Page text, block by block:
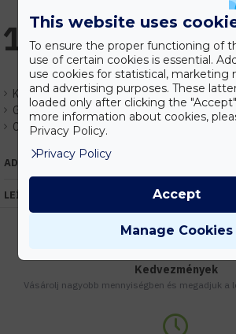
Készlet: Rendelhető
Gyártó: Elmark
Cikkszám:EHEM955HAMMER1B/CH
10.932 Ft
ADATOK
LEÍRÁS
Kedvezmények
Vásárolj nagyobb mennyiségben és megadjuk a
This website uses
To ensure the proper functioning of
use of certain cookies is essential.
use cookies for statistical, marketing
and advertising purposes. These
loaded only after clicking the
more information about cookies,
Privacy Policy.
Privacy Policy
Manage Cookies
Accept